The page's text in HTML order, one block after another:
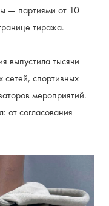
— партиями от 10
тиража.
выпустила тысячи
сетей, спортивных
мероприятий.
от согласования